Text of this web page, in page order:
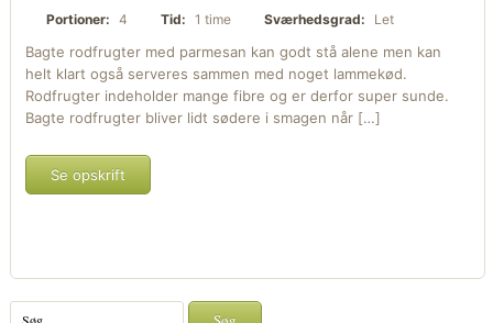
Portioner: 4 Tid: 1 time Sværhedsgrad: Let
Bagte rodfrugter med parmesan kan godt stå alene men kan
helt klart også serveres sammen med noget lammekød.
Rodfrugter indeholder mange fibre og er derfor super sunde.
Bagte rodfrugter bliver lidt sødere i smagen når […]
Se opskrift